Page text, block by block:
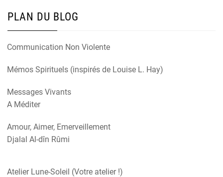
PLAN DU BLOG
Communication Non Violente
Mémos Spirituels (inspirés de Louise L. Hay)
Messages Vivants
A Méditer
Amour, Aimer, Emerveillement
Djalal Al-dîn Rûmi
Atelier Lune-Soleil (Votre atelier !)